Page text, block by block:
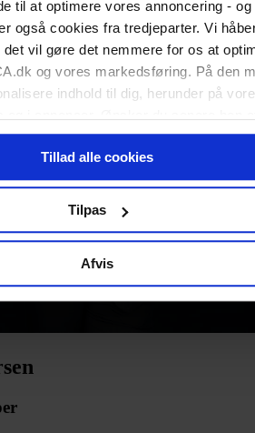
til at optimere vores annoncering - og
også cookies fra tredjeparter. Vi
vil gøre det nemmere for os at
og vores markedsføring. På den
indhold til dig, herunder på
du altid gøre det ved at klikke på
Tillad alle cookies
Tilpas
Afvis